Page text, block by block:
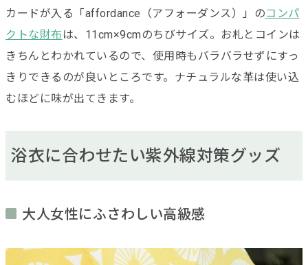
カードが入る「affordance（アフォーダンス）」のコンパ
クトな財布は、11cm×9cmのちびサイズ。お札とコインは
きちんとわかれているので、使用時もバラバラせずにすっ
きりできるのが良いところです。ナチュラルな革は使い込
むほどに味が出てきます。
浴衣に合わせたい紫外線対策グッズ
大人女性にふさわしい高級感